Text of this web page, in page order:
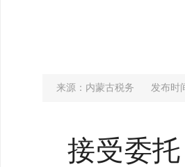
来源：内蒙古税务 发布时
接受委